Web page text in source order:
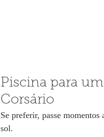
Piscina para
Corsário
Se preferir, passe
sol.